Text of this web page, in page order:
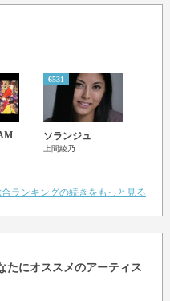
6531
ソランジュ
上間綾乃
ランキングの続きをもっと見る
たにオススメのアーティス